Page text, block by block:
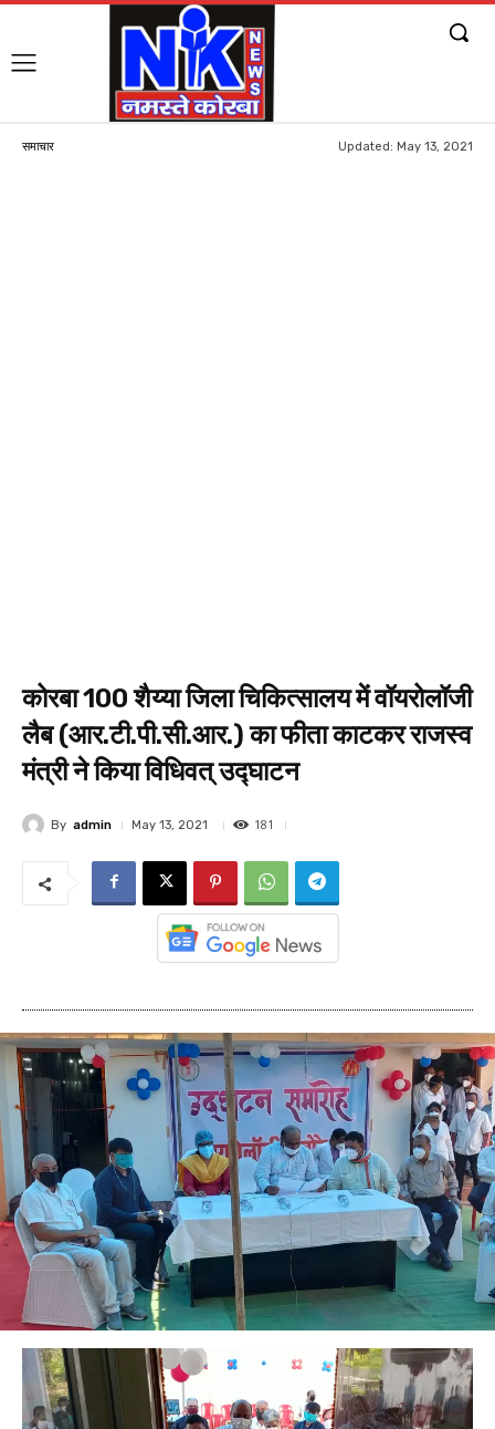
समाचार Updated: May 13, 2021
कोरबा 100 शैय्या जिला चिकित्सालय में वॉयरोलॉजी
लैब (आर.टी.पी.सी.आर.) का फीता काटकर राजस्व
मंत्री ने किया विधिवत् उद्घाटन
By admin May 13, 2021 181